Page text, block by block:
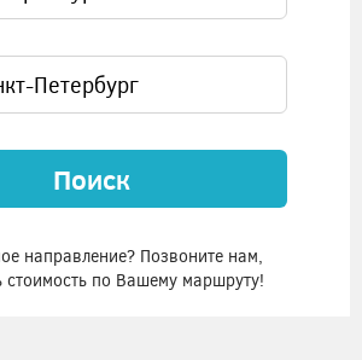
Поиск
направление? Позвоните нам,
стоимость по Вашему маршруту!